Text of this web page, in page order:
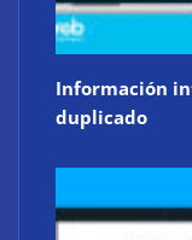
Información
duplicado